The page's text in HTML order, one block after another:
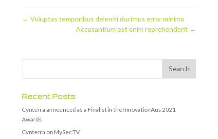
← Voluptas temporibus deleniti ducimus error minima
Accusantium est enim reprehenderit →
Recent Posts
Cynterra announced as a Finalist in the InnovationAus 2021
Awards
Cynterra on MySec.TV